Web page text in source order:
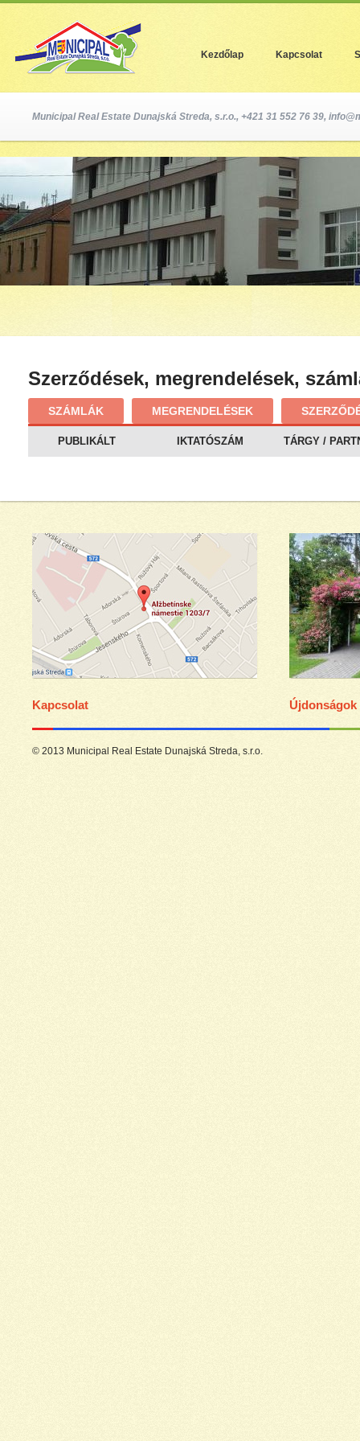
Kezdőlap Kapcsolat
Municipal Real Estate Dunajská Streda, s.r.o., +421 31 552 76 39,
Szerződések, megrendelések,
SZÁMLÁK MEGRENDELÉSEK
PUBLIKÁLT IKTATÓSZÁM TÁRGY /
Kapcsolat Újdonságok
© 2013 Municipal Real Estate Dunajská Streda, s.r.o.